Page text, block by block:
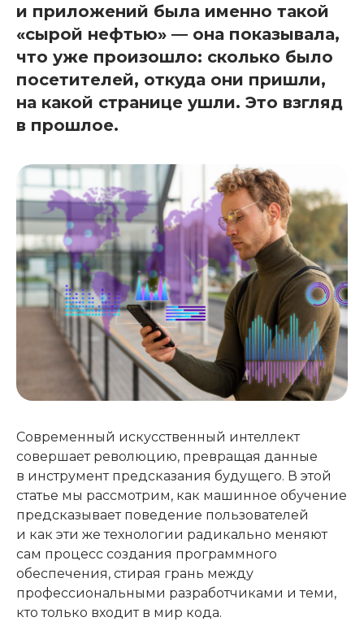
и приложений была именно такой
«сырой нефтью» — она показывала,
что уже произошло: сколько было
посетителей, откуда они пришли,
на какой странице ушли. Это взгляд
в прошлое.
Современный искусственный интеллект
совершает революцию, превращая данные
в инструмент предсказания будущего. В этой
статье мы рассмотрим, как машинное обучение
предсказывает поведение пользователей
и как эти же технологии радикально меняют
сам процесс создания программного
обеспечения, стирая грань между
профессиональными разработчиками и теми,
кто только входит в мир кода.